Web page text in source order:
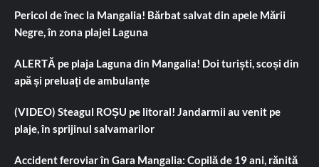
Pericol de înec la Mangalia! Bărbat salvat din apele Mării
Negre, în zona plajei Laguna
ALERTĂ pe plaja Laguna din Mangalia! Doi turiști, scoși din
apă și preluați de ambulanțe
(VIDEO) Steagul ROȘU pe litoral! Jandarmii au venit pe
plaje, în sprijinul salvamarilor
Accident feroviar în Gara Mangalia: Copilă de 19 ani, rănită